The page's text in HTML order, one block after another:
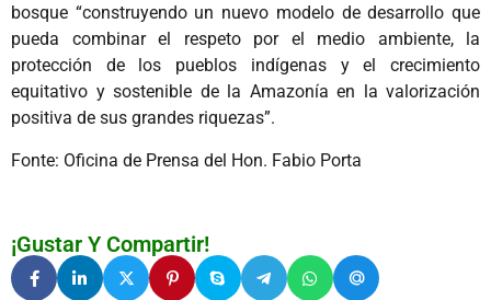
bosque “construyendo un nuevo modelo de desarrollo que
pueda combinar el respeto por el medio ambiente, la
protección de los pueblos indígenas y el crecimiento
equitativo y sostenible de la Amazonía en la valorización
positiva de sus grandes riquezas”.
Fonte: Oficina de Prensa del Hon. Fabio Porta
¡Gustar Y Compartir!